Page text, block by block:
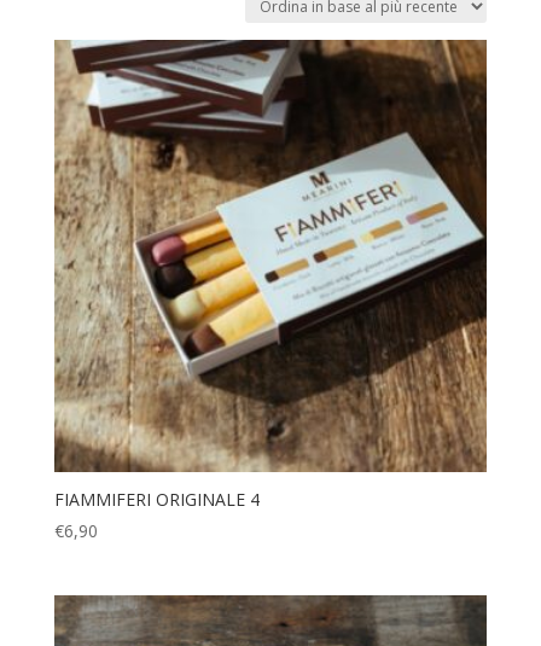
base
al
più
recente
FIAMMIFERI ORIGINALE 4
€6,90